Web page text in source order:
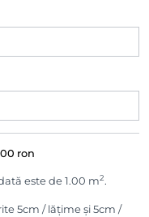
ron
este de 1.00 m2.
5cm / lățime și 5cm /